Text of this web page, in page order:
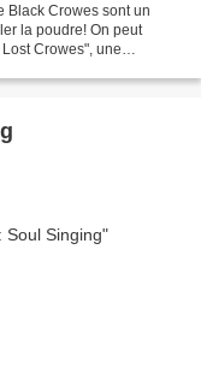
Black Crowes sont un
la poudre! On peut
Crowes", une